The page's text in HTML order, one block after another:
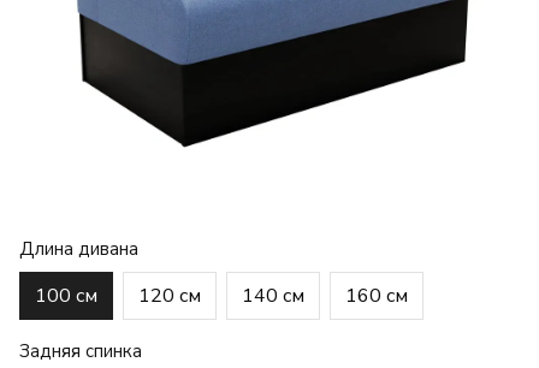
Длина дивана
100 см 120 см 140 см 160 см
Задняя спинка